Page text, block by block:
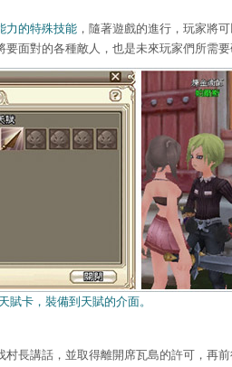
力的特殊技能，隨著遊戲的進行，玩家將
面對的各種敵人，也是未來玩家們所需要
，裝備到天賦的介面。
村長講話，並取得離開席瓦島的許可，再